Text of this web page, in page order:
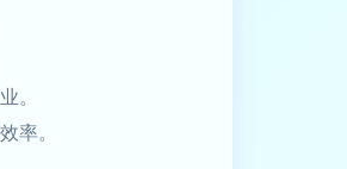
。
率。